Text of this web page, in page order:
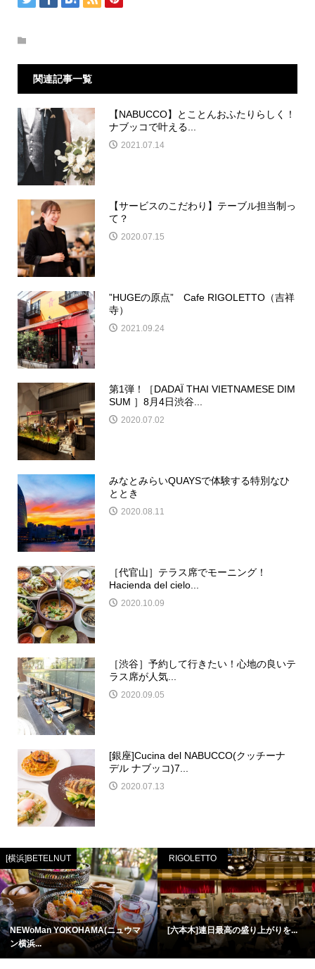
関連記事一覧
【NABUCCO】とことんおふたりらしく！
ナブッコで叶える...
2021.07.14
【サービスのこだわり】テーブル担当制っ
て？
2020.07.15
”HUGEの原点” Cafe RIGOLETTO（吉祥
寺）
2021.09.24
第1弾！［DADAÏ THAI VIETNAMESE DIM
SUM ］8月4日渋谷...
2020.07.02
みなとみらいQUAYSで体験する特別なひ
ととき
2020.08.11
［代官山］テラス席でモーニング！
Hacienda del cielo...
2020.10.09
［渋谷］予約して行きたい！心地の良いテ
ラス席が人気...
2020.09.05
[銀座]Cucina del NABUCCO(クッチーナ
デル ナブッコ)7...
2020.07.13
[横浜]BETELNUT
NEWoMan YOKOHAMA(ニュウマ
ン横浜...
RIGOLETTO
[六本木]連日最高の盛り上がりを...